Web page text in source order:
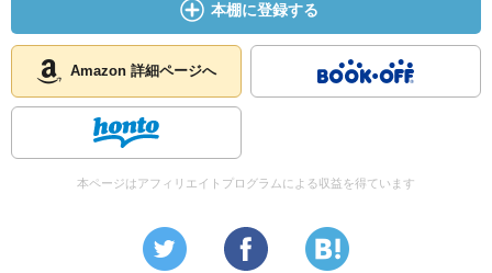
本棚に登録する
Amazon 詳細ページへ
本ページはアフィリエイトプログラムによる収益を得ています